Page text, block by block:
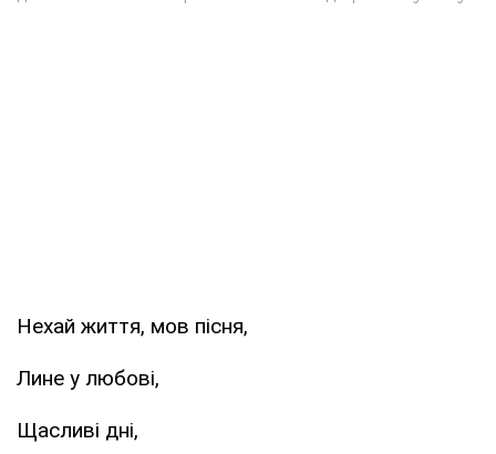
Нехай життя, мов пісня,
Лине у любові,
Щасливі дні,